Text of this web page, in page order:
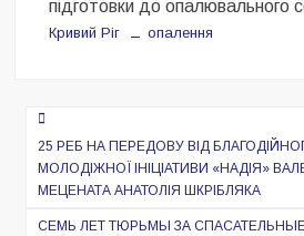
підготовки до опалювального
Кривий Ріг опалення
Навигация
по
записям
25 РЕБ НА ПЕРЕДОВУ ВІД
МОЛОДІЖНОЇ ІНІЦІАТИВИ «НАДІЯ»
МЕЦЕНАТА АНАТОЛІЯ ШКРІБЛЯКА
СЕМЬ ЛЕТ ТЮРЬМЫ ЗА